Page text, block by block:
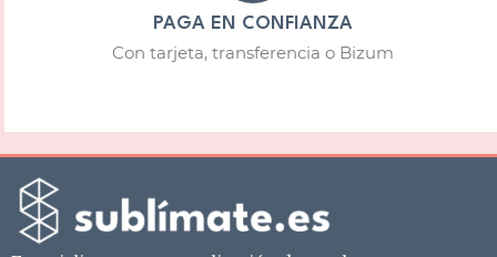
PAGA EN CONFIANZA
Con tarjeta, transferencia o Bizum